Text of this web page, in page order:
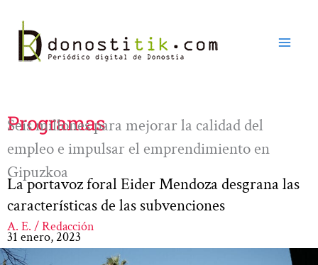
contenido
Programas
Seis millones para mejorar la calidad del
empleo e impulsar el emprendimiento en
Gipuzkoa
La portavoz foral Eider Mendoza desgrana las
características de las subvenciones
A. E. / Redacción
31 enero, 2023